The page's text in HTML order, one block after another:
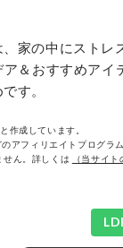
家の中にスト
＆おすすめア
す。
作成しています。
アフィリエイトプログラ
ん。詳しくは
（当サイ